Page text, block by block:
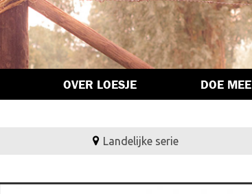
OVER LOESJE DOE MEE
Landelijke serie